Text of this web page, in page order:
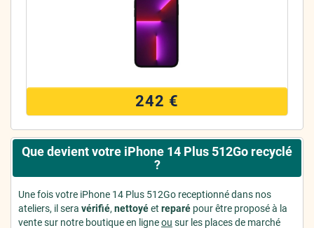
242 €
Que devient votre iPhone 14 Plus 512Go recyclé
?
Une fois votre iPhone 14 Plus 512Go receptionné dans nos
ateliers, il sera vérifié, nettoyéet reparé pour être proposé à la
vente sur notre boutique en ligneou sur les places de marché